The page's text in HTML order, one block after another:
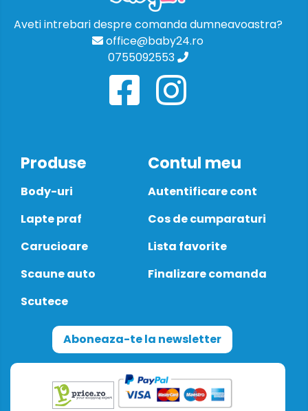
Aveti intrebari despre comanda dumneavoastra?
office@baby24.ro
0755092553
Produse
Body-uri
Lapte praf
Carucioare
Scaune auto
Scutece
Contul meu
Autentificare cont
Cos de cumparaturi
Lista favorite
Finalizare comanda
Aboneaza-te la newsletter